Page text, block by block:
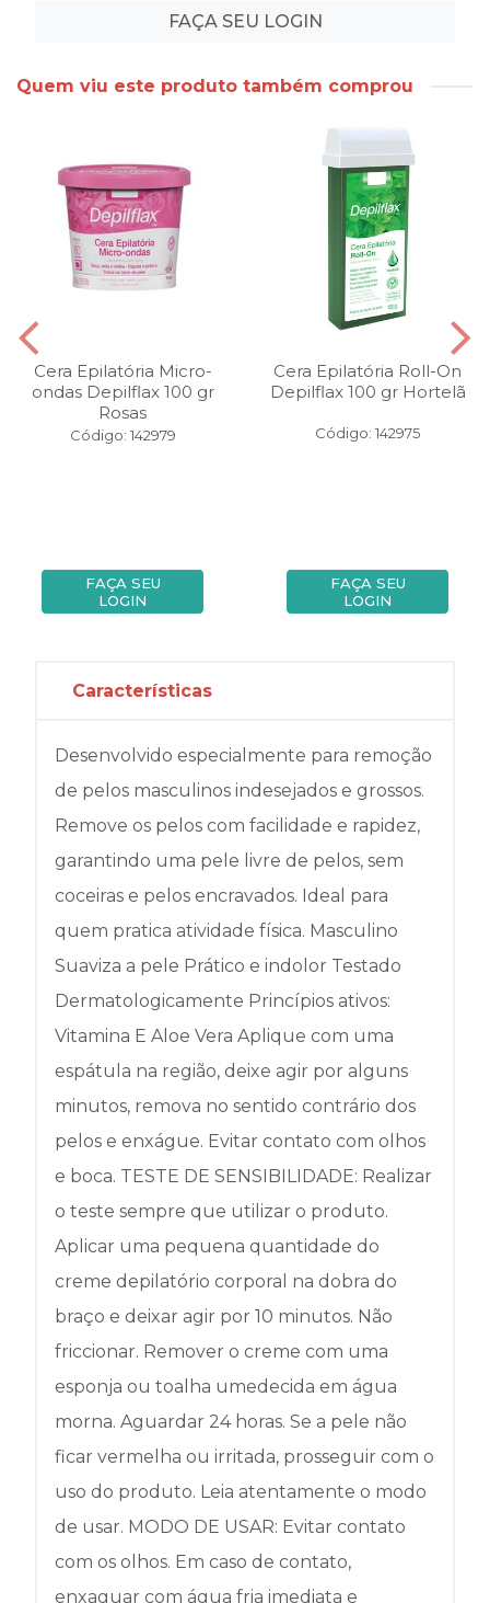
FAÇA SEU LOGIN
Quem viu este produto também comprou
Cera Epilatória Micro-
ondas Depilflax 100 gr
Rosas
Código: 142979
FAÇA SEU
LOGIN
Cera Epilatória Roll-On
Depilflax 100 gr Hortelã
Código: 142975
FAÇA SEU
LOGIN
Características
Desenvolvido especialmente para remoção
de pelos masculinos indesejados e grossos.
Remove os pelos com facilidade e rapidez,
garantindo uma pele livre de pelos, sem
coceiras e pelos encravados. Ideal para
quem pratica atividade física. Masculino
Suaviza a pele Prático e indolor Testado
Dermatologicamente Princípios ativos:
Vitamina E Aloe Vera Aplique com uma
espátula na região, deixe agir por alguns
minutos, remova no sentido contrário dos
pelos e enxágue. Evitar contato com olhos
e boca. TESTE DE SENSIBILIDADE: Realizar
o teste sempre que utilizar o produto.
Aplicar uma pequena quantidade do
creme depilatório corporal na dobra do
braço e deixar agir por 10 minutos. Não
friccionar. Remover o creme com uma
esponja ou toalha umedecida em água
morna. Aguardar 24 horas. Se a pele não
ficar vermelha ou irritada, prosseguir com o
uso do produto. Leia atentamente o modo
de usar. MODO DE USAR: Evitar contato
com os olhos. Em caso de contato,
enxaguar com água fria imediata e